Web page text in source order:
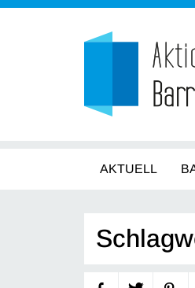
AKTUELL